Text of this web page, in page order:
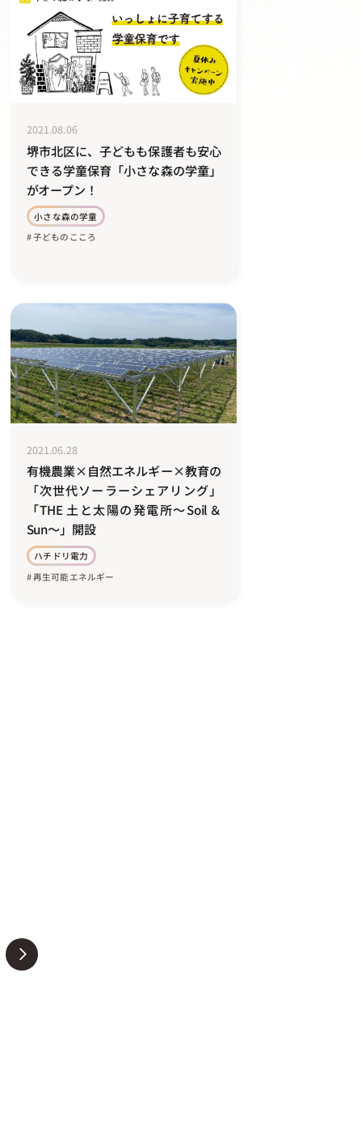
2021.08.06
堺市北区に、子どもも保護者も安心
できる学童保育「小さな森の学童」
がオープン！
小さな森の学童
# 子どものこころ
2021.06.28
有機農業×自然エネルギー×教育の
「次世代ソーラーシェアリング」
「THE 土と太陽の発電所〜Soil＆
Sun〜」開設
ハチドリ電力
# 再生可能エネルギー